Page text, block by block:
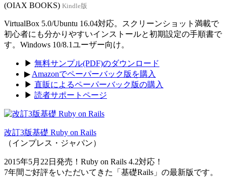
(OIAX BOOKS) Kindle版
VirtualBox 5.0/Ubuntu 16.04対応。スクリーンショット満載で
初心者にも分かりやすいインストールと初期設定の手順書で
す。Windows 10/8.1ユーザー向け。
▶ 無料サンプル(PDF)のダウンロード
▶ Amazonでペーパーバック版を購入
▶ 直販によるペーパーバック版の購入
▶ 読者サポートページ
改訂3版基礎 Ruby on Rails
（インプレス・ジャパン）
2015年5月22日発売！Ruby on Rails 4.2対応！
7年間ご好評をいただいてきた「基礎Rails」の最新版です。